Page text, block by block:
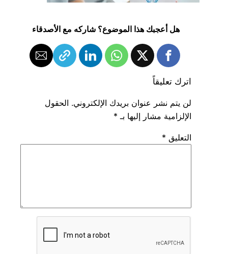
هل أعجبك هذا الموضوع؟ شاركه مع الأصدقاء
اترك تعليقاً
لن يتم نشر عنوان بريدك الإلكتروني. الحقول
الإلزامية مشار إليها بـ*
التعليق*